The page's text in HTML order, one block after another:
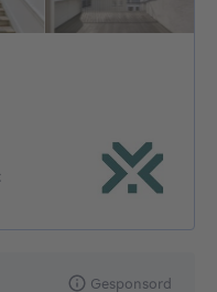
Gesponsord